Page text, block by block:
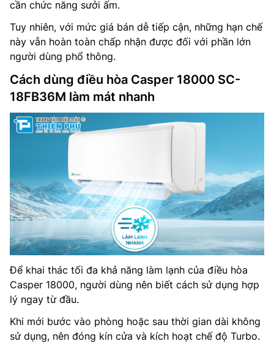
cần chức năng sưởi ấm.
Tuy nhiên, với mức giá bán dễ tiếp cận, những hạn chế
này vẫn hoàn toàn chấp nhận được đối với phần lớn
người dùng phổ thông.
Cách dùng điều hòa Casper 18000 SC-
18FB36M làm mát nhanh
Để khai thác tối đa khả năng làm lạnh của điều hòa
Casper 18000, người dùng nên biết cách sử dụng hợp
lý ngay từ đầu.
Khi mới bước vào phòng hoặc sau thời gian dài không
sử dụng, nên đóng kín cửa và kích hoạt chế độ Turbo.